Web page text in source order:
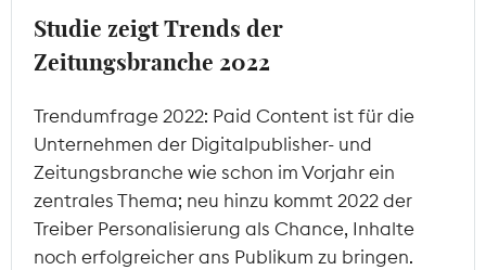
Studie zeigt Trends der
Zeitungsbranche 2022
Trendumfrage 2022: Paid Content ist für die
Unternehmen der Digitalpublisher- und
Zeitungsbranche wie schon im Vorjahr ein
zentrales Thema; neu hinzu kommt 2022 der
Treiber Personalisierung als Chance, Inhalte
noch erfolgreicher ans Publikum zu bringen.